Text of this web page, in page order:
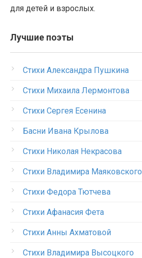
для детей и взрослых.
Лучшие поэты
Стихи Александра Пушкина
Стихи Михаила Лермонтова
Стихи Сергея Есенина
Басни Ивана Крылова
Стихи Николая Некрасова
Стихи Владимира Маяковского
Стихи Федора Тютчева
Стихи Афанасия Фета
Стихи Анны Ахматовой
Стихи Владимира Высоцкого